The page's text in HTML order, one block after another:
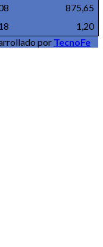
875,65
1,20
por TecnoFe